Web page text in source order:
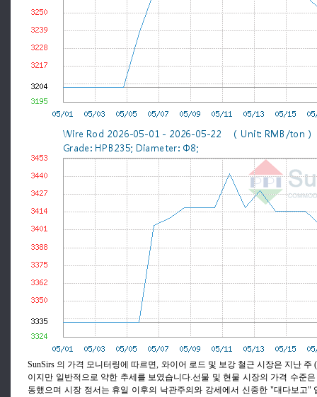
SunSirs 의 가격 모니터링에 따르면, 와이어 로드 및 보강 철근 시장은 지난 주
이지만 일반적으로 약한 추세를 보였습니다.선물 및 현물 시장의 가격 수준
동했으며 시장 정서는 휴일 이후의 낙관주의와 강세에서 신중한 "대다보고"